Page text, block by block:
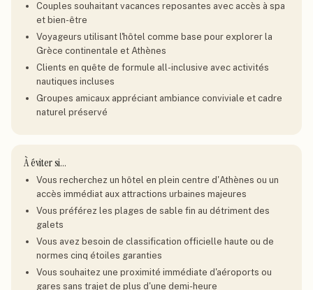
Couples souhaitant vacances reposantes avec accès à spa
et bien-être
Voyageurs utilisant l'hôtel comme base pour explorer la
Grèce continentale et Athènes
Clients en quête de formule all-inclusive avec activités
nautiques incluses
Groupes amicaux appréciant ambiance conviviale et cadre
naturel préservé
À éviter si…
Vous recherchez un hôtel en plein centre d'Athènes ou un
accès immédiat aux attractions urbaines majeures
Vous préférez les plages de sable fin au détriment des
galets
Vous avez besoin de classification officielle haute ou de
normes cinq étoiles garanties
Vous souhaitez une proximité immédiate d'aéroports ou
gares sans trajet de plus d'une demi-heure